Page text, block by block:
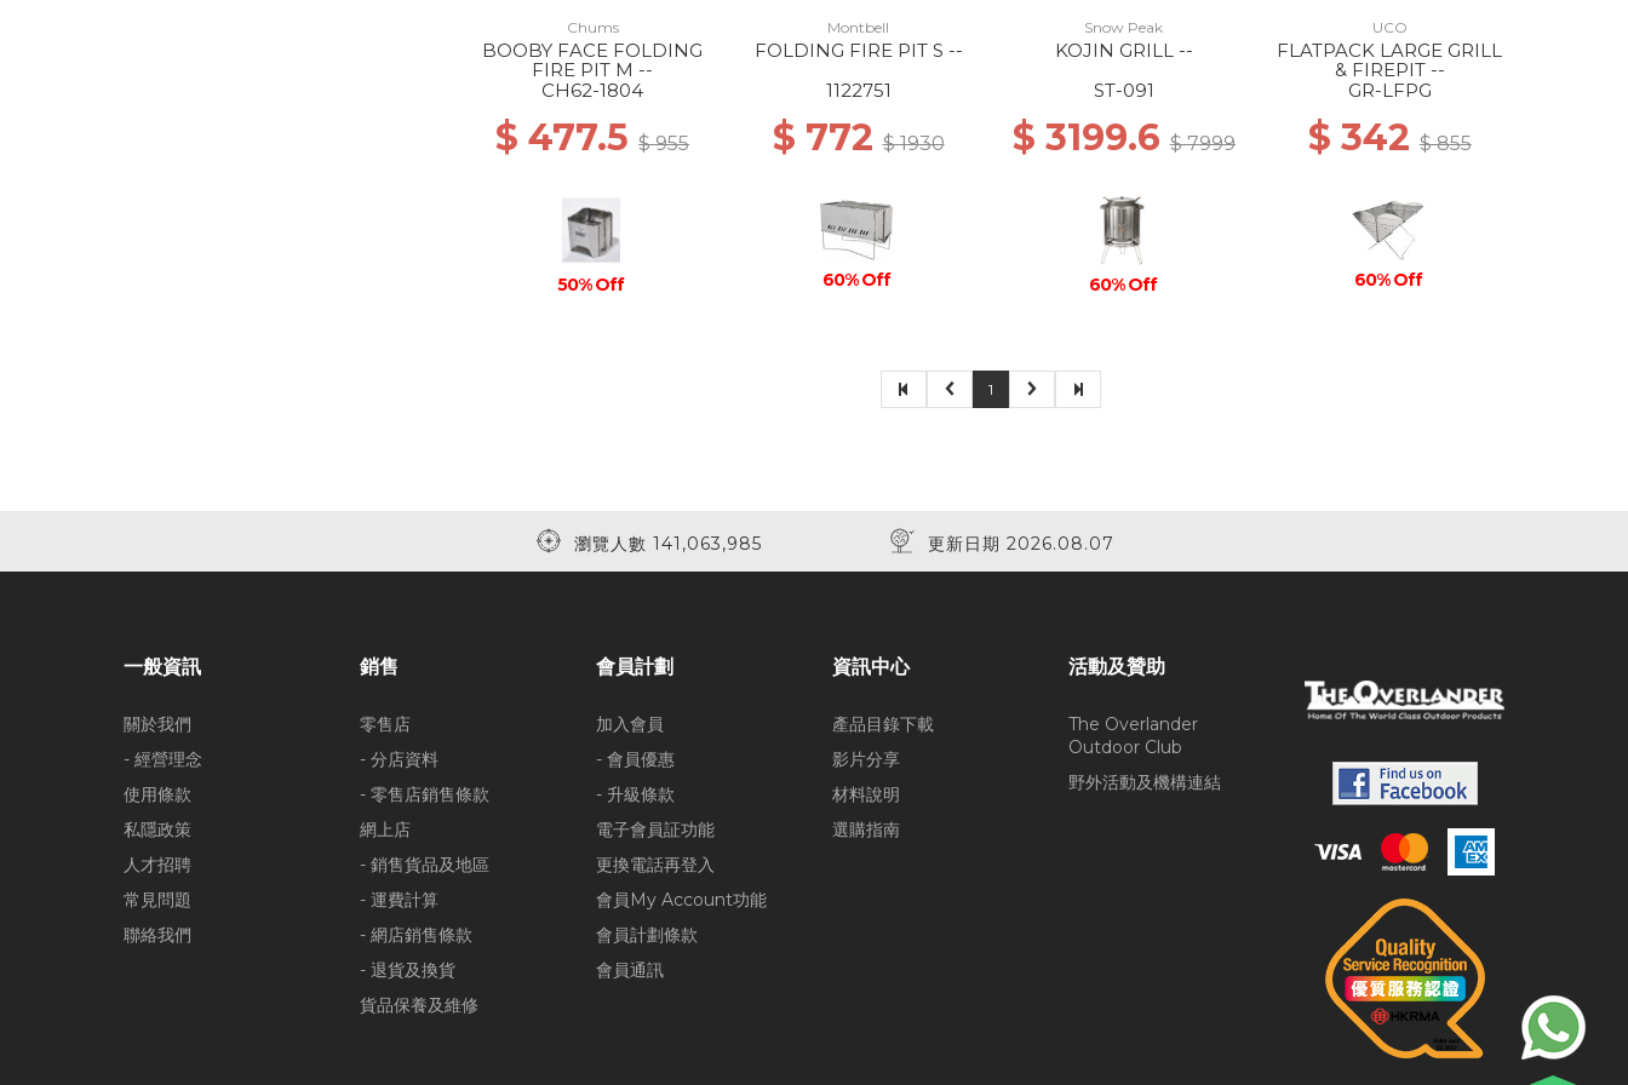
Chums
BOOBY FACE FOLDING
FIRE PIT M --
CH62-1804
$ 477.5$ 955
50% Off
Montbell
FOLDING FIRE PIT S --
1122751
$ 772$ 1930
60% Off
Snow Peak
KOJIN GRILL --
ST-091
$ 3199.6 $ 7999
60% Off
UCO
FLATPACK LARGE GRILL
& FIREPIT --
GR-LFPG
$ 342 $ 855
60% Off
1
瀏覽人數 141,063,985 更新日期 2026.08.07
一般資訊
關於我們
- 經營理念
使用條款
私隱政策
人才招聘
常見問題
聯絡我們
銷售
零售店
- 分店資料
- 零售店銷售條款
網上店
- 銷售貨品及地區
- 運費計算
- 網店銷售條款
- 退貨及換貨
貨品保養及維修
會員計劃
加入會員
- 會員優惠
- 升級條款
電子會員証功能
更換電話再登入
會員My Account功能
會員計劃條款
會員通訊
資訊中心
產品目錄下載
影片分享
材料說明
選購指南
活動及贊助
The Overlander
Outdoor Club
野外活動及機構連結